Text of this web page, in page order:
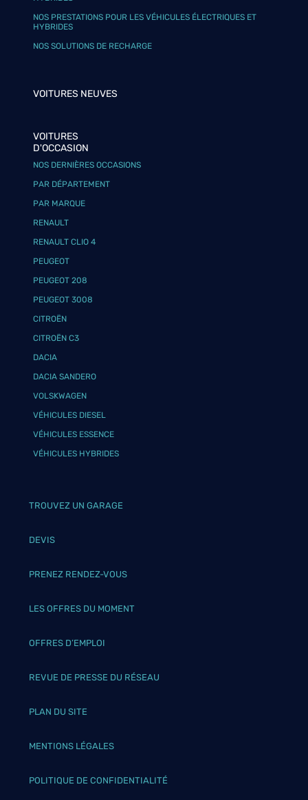
NOS PRESTATIONS POUR LES VÉHICULES ÉLECTRIQUES ET
HYBRIDES
NOS SOLUTIONS DE RECHARGE
VOITURES NEUVES
VOITURES
D'OCCASION
NOS DERNIÈRES OCCASIONS
PAR DÉPARTEMENT
PAR MARQUE
RENAULT
RENAULT CLIO 4
PEUGEOT
PEUGEOT 208
PEUGEOT 3008
CITROËN
CITROËN C3
DACIA
DACIA SANDERO
VOLSKWAGEN
VÉHICULES DIESEL
VÉHICULES ESSENCE
VÉHICULES HYBRIDES
TROUVEZ UN GARAGE
DEVIS
PRENEZ RENDEZ-VOUS
LES OFFRES DU MOMENT
OFFRES D’EMPLOI
REVUE DE PRESSE DU RÉSEAU
PLAN DU SITE
MENTIONS LÉGALES
POLITIQUE DE CONFIDENTIALITÉ